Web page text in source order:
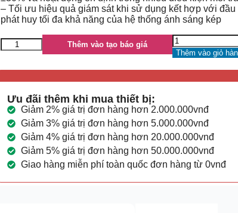
– Tối ưu hiệu quả giám sát khi sử dụng kết hợp với
phát huy tối đa khả năng của hệ thống ánh sáng kép
Thêm vào tạo báo giá
Thêm vào giỏ
Ưu đãi thêm khi mua thiết bị:
Giảm 2% giá trị đơn hàng hơn 2.000.000vnđ
Giảm 3% giá trị đơn hàng hơn 5.000.000vnđ
Giảm 4% giá trị đơn hàng hơn 20.000.000vnđ
Giảm 5% giá trị đơn hàng hơn 50.000.000vnđ
Giao hàng miễn phí toàn quốc đơn hàng từ 0vnđ